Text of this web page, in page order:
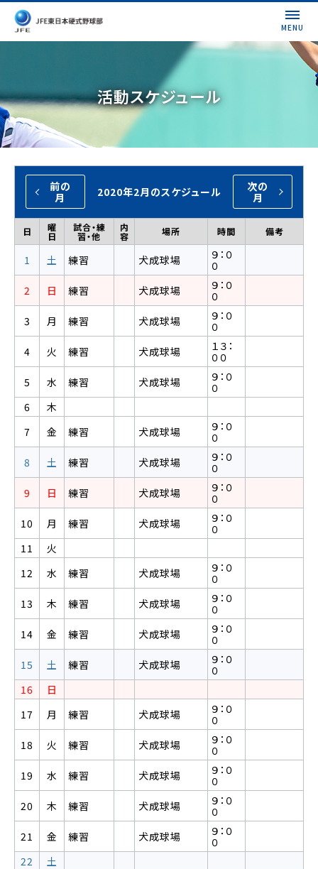
MENU
活動スケジュール
前の
月
2020年2月のスケジュール
次の
月
日 曜
日
試合・練
習・他
内
容 場所 時間 備考
1 土 練習 犬成球場
９：０
０
2
日 練習 犬成球場
９：０
０
3
月 練習 犬成球場
９：０
０
4
火 練習 犬成球場
１３：
００
5
水 練習 犬成球場
９：０
０
6
木
7
金 練習 犬成球場
９：０
０
8
土 練習 犬成球場
９：０
０
9
日 練習 犬成球場
９：０
０
10
月 練習 犬成球場
９：０
０
11
火
12
水 練習 犬成球場
９：０
０
13
木 練習 犬成球場
９：０
０
14
金 練習 犬成球場
９：０
０
15
土 練習 犬成球場
９：０
０
16
日
17
月 練習 犬成球場
９：０
０
18
火 練習 犬成球場
９：０
０
19
水 練習 犬成球場
９：０
０
20
木 練習 犬成球場
９：０
０
21
金 練習 犬成球場
９：０
０
22
土